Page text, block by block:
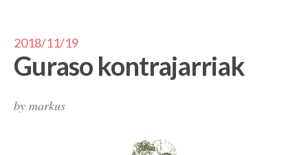
2018/11/19
Guraso kontrajarriak
by markus